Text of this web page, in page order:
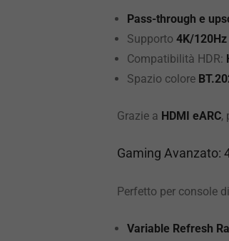
Pass-through e
Supporto 4K/120Hz
Compatibilità HDR:
Spazio colore
Grazie a HDMI eARC,
Gaming Avanzato:
Perfetto per console
Variable Refresh